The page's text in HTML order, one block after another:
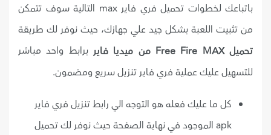
باتباعك لخطوات تحميل فري فاير max التالية سوف تتمكن
من تثبيت اللعبة بشكل جيد علي جهازك، حيث نوفر لك طريقة
تحميل Free Fire MAX من ميديا فاير
برابط واحد مباشر
للتسهيل عليك عملية فري فاير تنزيل سريع ومضمون.
كل ما عليك فعله هو التوجه الي رابط تنزيل فري فاير
apk الموجود في نهاية الصفحة حيث نوفر لك تحميل